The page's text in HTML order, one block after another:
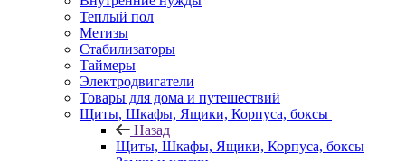
Теплый пол
Метизы
Стабилизаторы
Таймеры
Электродвигатели
Товары для дома и путешествий
Щиты, Шкафы, Ящики, Корпуса, боксы
Назад
Щиты, Шкафы, Ящики, Корпуса, боксы